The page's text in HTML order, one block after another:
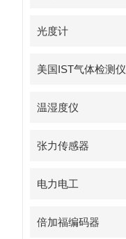
光度计
美国IST气体检测仪
温湿度仪
张力传感器
电力电工
倍加福编码器